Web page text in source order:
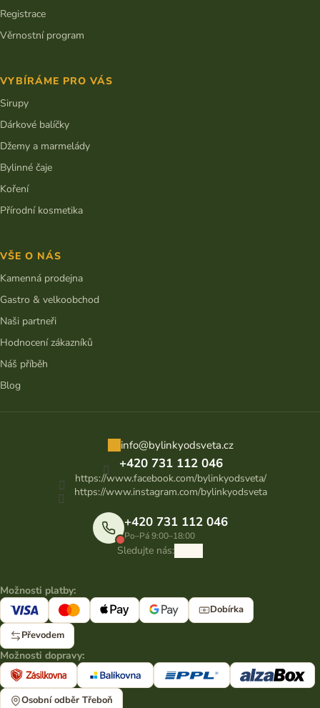
info@bylinkyodsveta.cz
+420 731 112 046
https://www.facebook.com/bylinkyodsveta/
https://www.instagram.com/bylinkyodsveta
+420 731 112 046
Po–Pá 9:00–18:00
Sledujte nás:
Registrace
Věrnostní program
VYBÍRÁME PRO VÁS
Sirupy
Dárkové balíčky
Džemy a marmelády
Bylinné čaje
Koření
Přírodní kosmetika
VŠE O NÁS
Kamenná prodejna
Gastro & velkoobchod
Naši partneři
Hodnocení zákazníků
Náš příběh
Blog
Možnosti platby:
Dobírka
Převodem
Možnosti dopravy:
Osobní odběr Třeboň